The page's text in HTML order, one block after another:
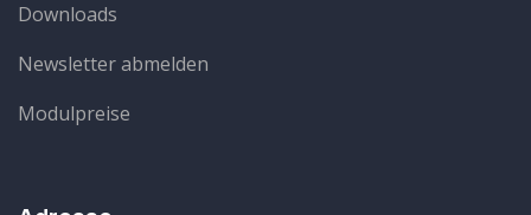
Downloads
Newsletter abmelden
Modulpreise